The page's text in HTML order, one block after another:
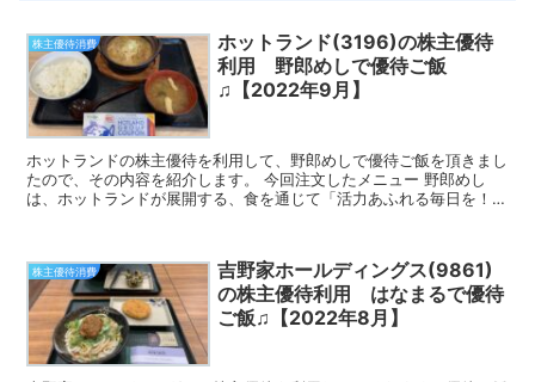
株主優待消費
ホットランド(3196)の株主優待
利用 野郎めしで優待ご飯
♫【2022年9月】
ホットランドの株主優待を利用して、野郎めしで優待ご飯を頂きまし
たので、その内容を紹介します。 今回注文したメニュー 野郎めし
は、ホットランドが展開する、食を通じて「活力あふれる毎日を！」
株主優待消費
吉野家ホールディングス(9861)
の株主優待利用 はなまるで優待
ご飯♫【2022年8月】